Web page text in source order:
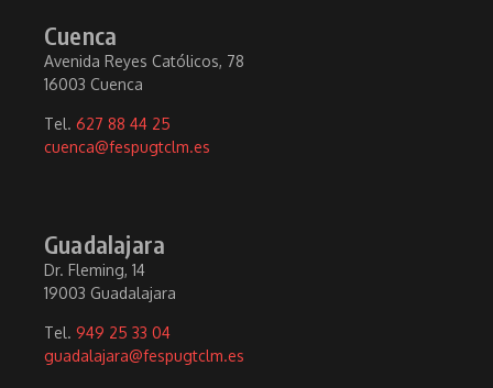
Cuenca
Avenida Reyes Católicos, 78
16003 Cuenca
Tel. 627 88 44 25
cuenca@fespugtclm.es
Guadalajara
Dr. Fleming, 14
19003 Guadalajara
Tel. 949 25 33 04
guadalajara@fespugtclm.es